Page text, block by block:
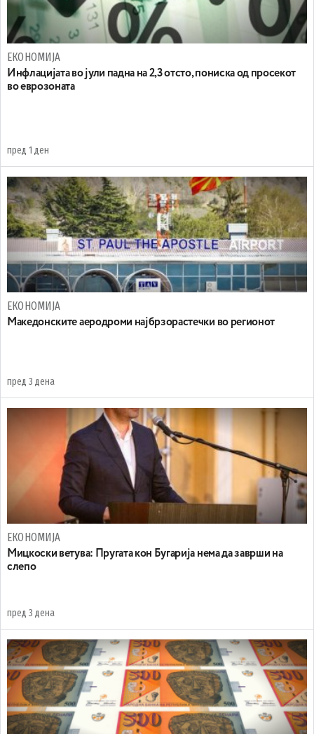
ЕКОНОМИЈА
Инфлацијата во јули падна на 2,3 отсто, пониска од просекот
во еврозоната
пред 1 ден
ЕКОНОМИЈА
Maкедонските аеродроми најбрзорастечки во регионот
пред 3 дена
ЕКОНОМИЈА
Mицкоски ветува: Пругата кон Бугарија нема да заврши на
слепо
пред 3 дена